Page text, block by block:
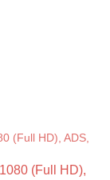
(Full HD),